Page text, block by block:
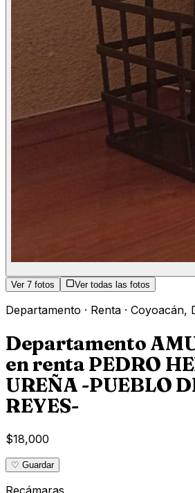
Ver 7 fotos Ver todas las fotos
Departamento · Renta · Coyoacán,
Departamento
en renta PEDRO
UREÑA -PUEBLO
REYES-
$18,000
♡ Guardar